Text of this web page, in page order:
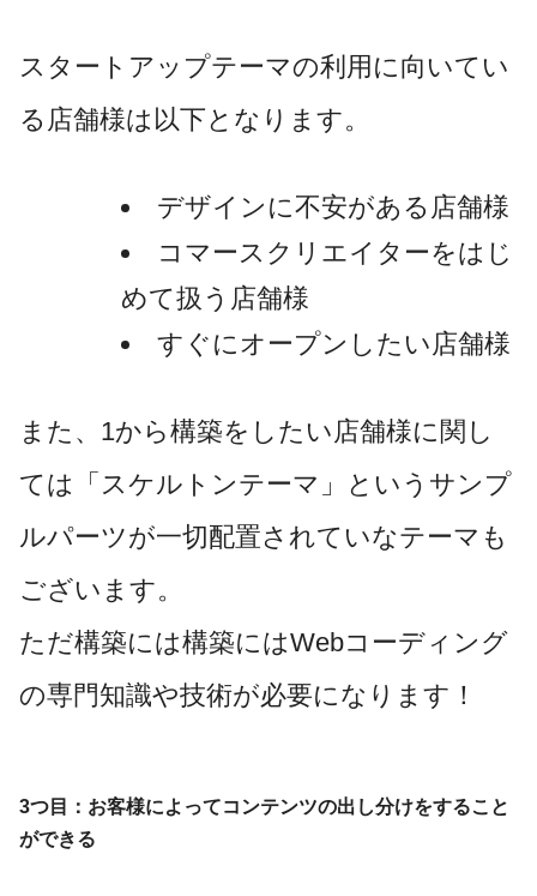
スタートアップテーマの利用に向いてい
る店舗様は以下となります。
デザインに不安がある店舗様
コマースクリエイターをはじ
めて扱う店舗様
すぐにオープンしたい店舗様
また、1から構築をしたい店舗様に関し
ては「スケルトンテーマ」というサンプ
ルパーツが一切配置されていなテーマも
ございます。
ただ構築には構築にはWebコーディング
の専門知識や技術が必要になります！
3つ目：お客様によってコンテンツの出し分けをすること
ができる